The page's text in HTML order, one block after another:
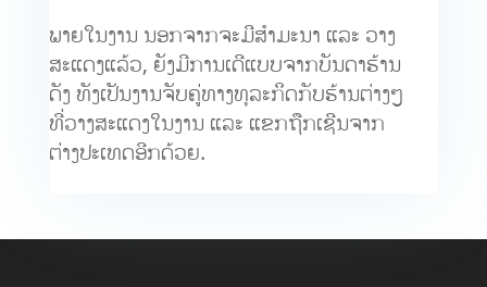
ພາຍໃນງານ ນອກຈາກຈະມີສຳມະນາ ແລະ ວາງ
ສະແດງແລ້ວ, ຍັງມີການເດີແບບຈາກບັນດາຮ້ານ
ດັງ ທັງເປັນງານຈັບຄູ່ທາງທຸລະກິດກັບຮ້ານຕ່າງໆ
ທີ່ວາງສະແດງໃນງານ ແລະ ແຂກຖືກເຊີນຈາກ
ຕ່າງປະເທດອີກດ້ວຍ.